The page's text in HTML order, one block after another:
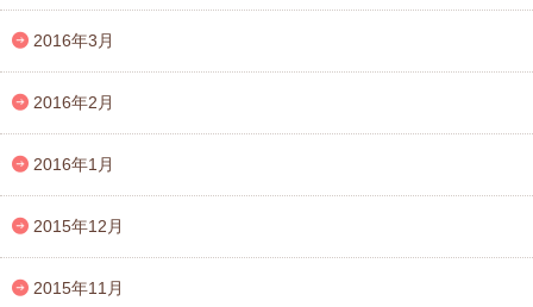
2016年3月
2016年2月
2016年1月
2015年12月
2015年11月